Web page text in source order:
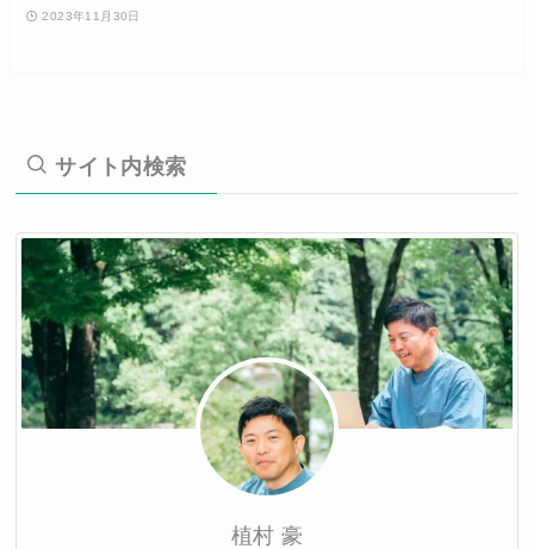
2023年11月30日
サイト内検索
植村 豪